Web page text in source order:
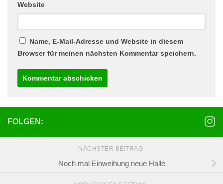
Website
Name, E-Mail-Adresse und Website in diesem
Browser für meinen nächsten Kommentar speichern.
FOLGEN:
NÄCHSTER BEITRAG
Noch mal Einweihung neue Halle